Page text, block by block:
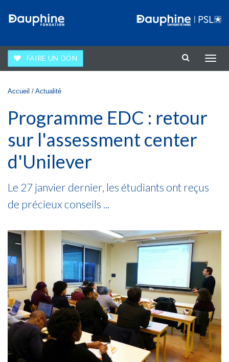
FAIRE UN DON
la
Vous êtes ici
Accueil / Actualité
Programme EDC : retour
sur l'assessment center
d'Unilever
Le 27 janvier dernier, les étudiants ont reçus
de précieux conseils ...